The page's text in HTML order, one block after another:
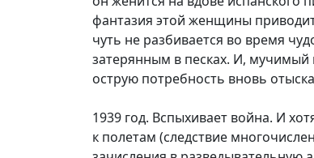
фантазия этой женщины
чуть не разбивается во время
затерянным в песках. И,
острую потребность вновь
1939 год. Вспыхивает война. И
к полетам (следствие